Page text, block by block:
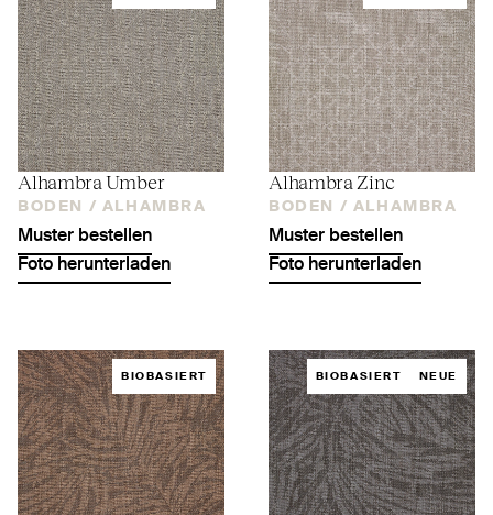
Alhambra Umber
BODEN / ALHAMBRA
Muster bestellen
Foto herunterladen
Alhambra Zinc
BODEN / ALHAMBRA
Muster bestellen
Foto herunterladen
BIOBASIERT BIOBASIERT NEUE